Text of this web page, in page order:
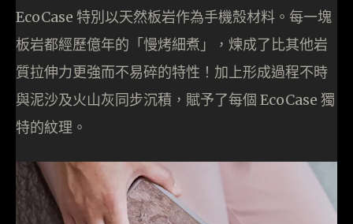
EcoCase 特別以天然板岩作為手機殼材料。每一塊
板岩都經歷億年的「慢烤細煮」，煉成了比其他岩
質拉伸力更強而不易碎的特性！加上形成過程不時
與泥沙及火山灰同步沉積，賦予了每個 EcoCase 獨
特的紋理。